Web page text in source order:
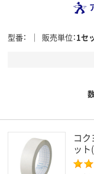
型番 販売単位 1セ
コク
ット